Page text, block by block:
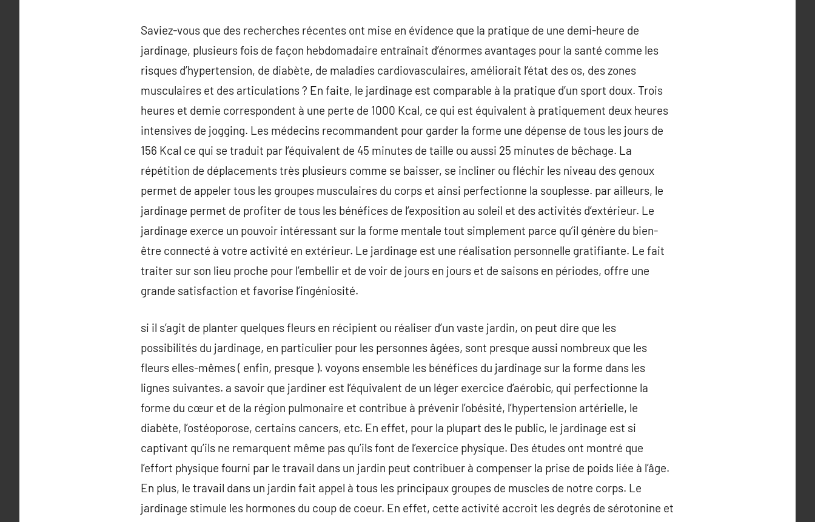
Saviez-vous que des recherches récentes ont mise en évidence que la pratique de une demi-heure de
jardinage, plusieurs fois de façon hebdomadaire entraînait d’énormes avantages pour la santé comme les
risques d’hypertension, de diabète, de maladies cardiovasculaires, améliorait l’état des os, des zones
musculaires et des articulations ? En faite, le jardinage est comparable à la pratique d’un sport doux. Trois
heures et demie correspondent à une perte de 1000 Kcal, ce qui est équivalent à pratiquement deux heures
intensives de jogging. Les médecins recommandent pour garder la forme une dépense de tous les jours de
156 Kcal ce qui se traduit par l’équivalent de 45 minutes de taille ou aussi 25 minutes de bêchage. La
répétition de déplacements très plusieurs comme se baisser, se incliner ou fléchir les niveau des genoux
permet de appeler tous les groupes musculaires du corps et ainsi perfectionne la souplesse. par ailleurs, le
jardinage permet de profiter de tous les bénéfices de l’exposition au soleil et des activités d’extérieur. Le
jardinage exerce un pouvoir intéressant sur la forme mentale tout simplement parce qu’il génère du bien-
être connecté à votre activité en extérieur. Le jardinage est une réalisation personnelle gratifiante. Le fait
traiter sur son lieu proche pour l’embellir et de voir de jours en jours et de saisons en périodes, offre une
grande satisfaction et favorise l’ingéniosité.
si il s’agit de planter quelques fleurs en récipient ou réaliser d’un vaste jardin, on peut dire que les
possibilités du jardinage, en particulier pour les personnes âgées, sont presque aussi nombreux que les
fleurs elles-mêmes ( enfin, presque ). voyons ensemble les bénéfices du jardinage sur la forme dans les
lignes suivantes. a savoir que jardiner est l’équivalent de un léger exercice d’aérobic, qui perfectionne la
forme du cœur et de la région pulmonaire et contribue à prévenir l’obésité, l’hypertension artérielle, le
diabète, l’ostéoporose, certains cancers, etc. En effet, pour la plupart des le public, le jardinage est si
captivant qu’ils ne remarquent même pas qu’ils font de l’exercice physique. Des études ont montré que
l’effort physique fourni par le travail dans un jardin peut contribuer à compenser la prise de poids liée à l’âge.
En plus, le travail dans un jardin fait appel à tous les principaux groupes de muscles de notre corps. Le
jardinage stimule les hormones du coup de coeur. En effet, cette activité accroit les degrés de sérotonine et